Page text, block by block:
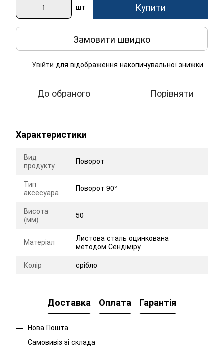
шт Купити
Замовити швидко
Увійти для відображення накопичувальної знижки
До обраного Порівняти
Характеристики
Вид
продукту
Поворот
Тип
аксесуара
Поворот 90°
Висота
(мм)
50
Матеріал
Листова сталь оцинкована
методом Сендіміру
Колір
срібло
Доставка Оплата Гарантія
Нова Пошта
Самовивіз зі склада